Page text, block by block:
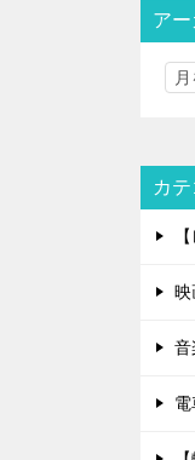
ア
カ
映
音